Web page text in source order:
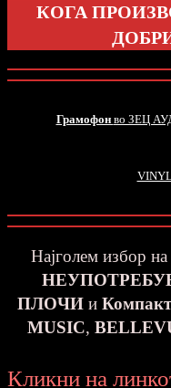
КОГА
Грамофон во ЗЕЦ
Најголем избор на
ПЛОЧИ и
MUSIC,
Кликни на